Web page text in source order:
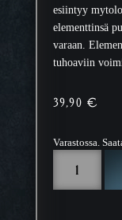
esiintyy
elementtinsä
varaan.
tuhoaviin
39,90 €
Varastossa.
r